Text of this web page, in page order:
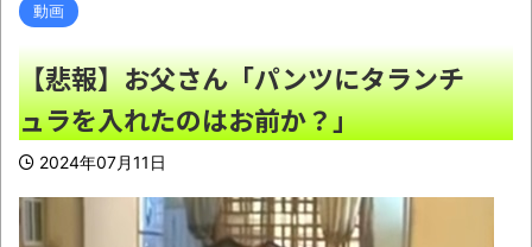
バスローブ姿にタバコ喫煙。ワイルドすぎると
話題にNEW!
【悲報】スマホゲーム業界、サ終が相次ぎ
ガチで危機的な状況に…その理由がこちら
【画像】女さん「男は尽くしてくれる女を
動画
【悲報】お父さん「パンツにタランチ
ュラを入れたのはお前か？」
2024年07月11日